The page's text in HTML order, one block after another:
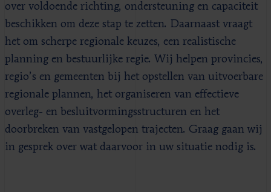
over voldoende richting, ondersteuning en capaciteit
beschikken om deze stap te zetten. Daarnaast vraagt
het om scherpe regionale keuzes, een realistische
planning en bestuurlijke regie. Wij helpen provincies,
regio’s en gemeenten bij het opstellen van uitvoerbare
regionale plannen, het organiseren van effectieve
overleg- en besluitvormingsstructuren en het
doorbreken van vastgelopen trajecten. Graag gaan wij
in gesprek over wat daarvoor in uw situatie nodig is.